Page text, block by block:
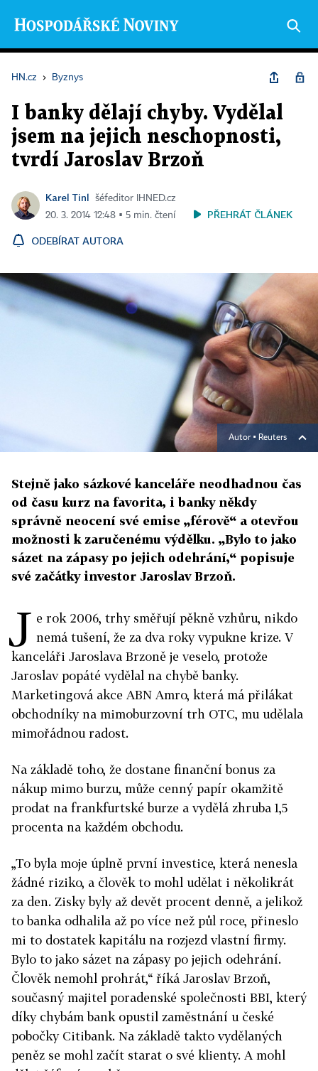
HN.cz › Byznys
I banky dělají chyby. Vydělal
jsem na jejich neschopnosti,
tvrdí Jaroslav Brzoň
Karel Tinl
šéfeditor IHNED.cz
20. 3. 2014 12:48 ▪ 5 min. čtení
PŘEHRÁT ČLÁNEK
ODEBÍRAT AUTORA
Autor ▪ Reuters
Stejně jako sázkové kanceláře neodhadnou čas
od času kurz na favorita, i banky někdy
správně neocení své emise „férově“ a otevřou
možnosti k zaručenému výdělku. „Bylo to jako
sázet na zápasy po jejich odehrání,“ popisuje
své začátky investor Jaroslav Brzoň.
J e rok 2006, trhy směřují pěkně vzhůru, nikdo
nemá tušení, že za dva roky vypukne krize. V
kanceláři Jaroslava Brzoně je veselo, protože
Jaroslav popáté vydělal na chybě banky.
Marketingová akce ABN Amro, která má přilákat
obchodníky na mimoburzovní trh OTC, mu udělala
mimořádnou radost.
Na základě toho, že dostane finanční bonus za
nákup mimo burzu, může cenný papír okamžitě
prodat na frankfurtské burze a vydělá zhruba 1,5
procenta na každém obchodu.
„To byla moje úplně první investice, která nenesla
žádné riziko, a člověk to mohl udělat i několikrát
za den. Zisky byly až devět procent denně, a jelikož
to banka odhalila až po více než půl roce, přineslo
mi to dostatek kapitálu na rozjezd vlastní firmy.
Bylo to jako sázet na zápasy po jejich odehrání.
Člověk nemohl prohrát,“ říká Jaroslav Brzoň,
současný majitel poradenské společnosti BBI, který
díky chybám bank opustil zaměstnání u české
pobočky Citibank. Na základě takto vydělaných
peněz se mohl začít starat o své klienty. A mohl